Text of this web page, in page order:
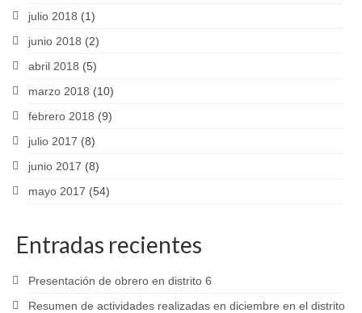
julio 2018 (1)
junio 2018 (2)
abril 2018 (5)
marzo 2018 (10)
febrero 2018 (9)
julio 2017 (8)
junio 2017 (8)
mayo 2017 (54)
Entradas recientes
Presentación de obrero en distrito 6
Resumen de actividades realizadas en diciembre en el distrito